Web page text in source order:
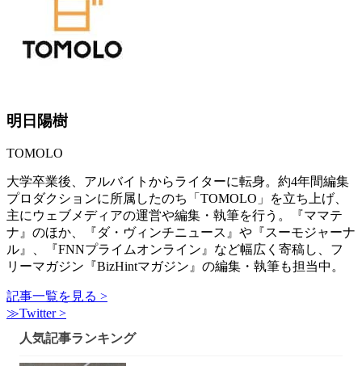
明日陽樹
TOMOLO
大学卒業後、アルバイトからライターに転身。約4年間編集
プロダクションに所属したのち「TOMOLO」を立ち上げ、
主にウェブメディアの運営や編集・執筆を行う。『ママテ
ナ』のほか、『ダ・ヴィンチニュース』や『スーモジャーナ
ル』、『FNNプライムオンライン』など幅広く寄稿し、フ
リーマガジン『BizHintマガジン』の編集・執筆も担当中。
記事一覧を見る >
≫Twitter >
人気記事ランキング